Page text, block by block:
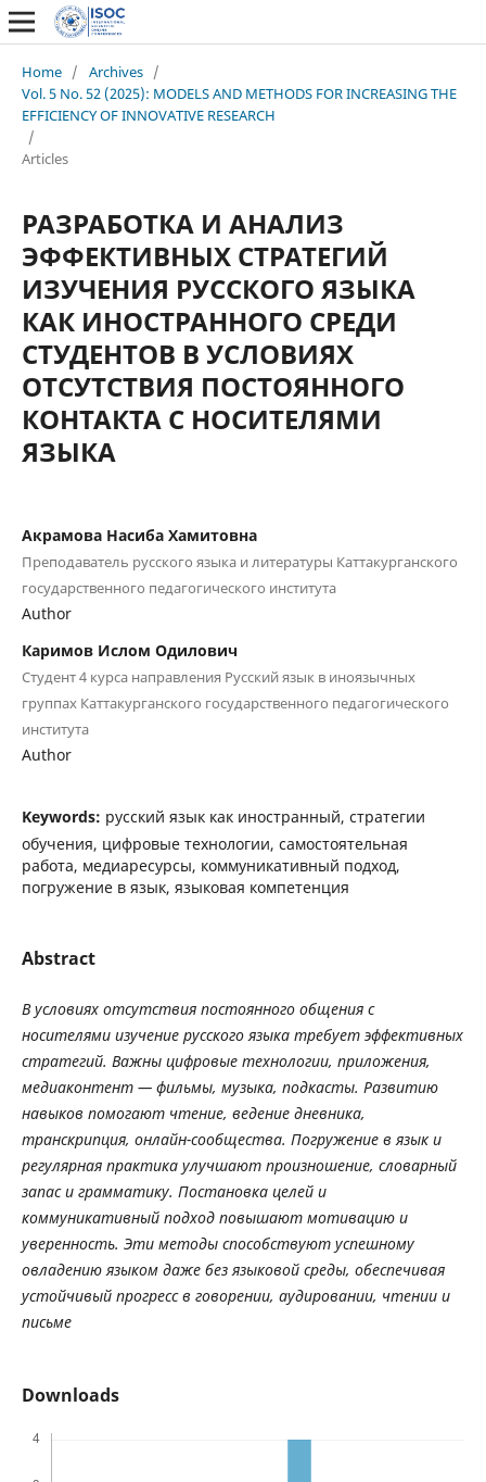
Home / Archives /
Vol. 5 No. 52 (2025): MODELS AND METHODS FOR INCREASING THE
EFFICIENCY OF INNOVATIVE RESEARCH
/
Articles
РАЗРАБОТКА И АНАЛИЗ
ЭФФЕКТИВНЫХ СТРАТЕГИЙ
ИЗУЧЕНИЯ РУССКОГО ЯЗЫКА
КАК ИНОСТРАННОГО СРЕДИ
СТУДЕНТОВ В УСЛОВИЯХ
ОТСУТСТВИЯ ПОСТОЯННОГО
КОНТАКТА С НОСИТЕЛЯМИ
ЯЗЫКА
Акрамова Насиба Хамитовна
Преподаватель русского языка и литературы Каттакурганского
государственного педагогического института
Author
Каримов Ислом Одилович
Студент 4 курса направления Русский язык в иноязычных
группах Каттакурганского государственного педагогического
института
Author
Keywords: русский язык как иностранный, стратегии
обучения, цифровые технологии, самостоятельная
работа, медиаресурсы, коммуникативный подход,
погружение в язык, языковая компетенция
Abstract
В условиях отсутствия постоянного общения с
носителями изучение русского языка требует эффективных
стратегий. Важны цифровые технологии, приложения,
медиаконтент — фильмы, музыка, подкасты. Развитию
навыков помогают чтение, ведение дневника,
транскрипция, онлайн-сообщества. Погружение в язык и
регулярная практика улучшают произношение, словарный
запас и грамматику. Постановка целей и
коммуникативный подход повышают мотивацию и
уверенность. Эти методы способствуют успешному
овладению языком даже без языковой среды, обеспечивая
устойчивый прогресс в говорении, аудировании, чтении и
письме
Downloads